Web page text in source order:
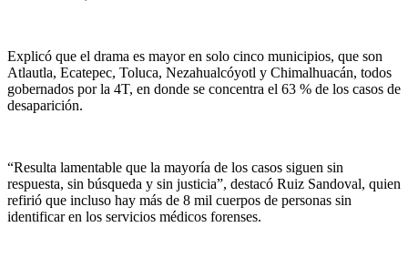
Explicó que el drama es mayor en solo cinco municipios, que son
Atlautla, Ecatepec, Toluca, Nezahualcóyotl y Chimalhuacán, todos
gobernados por la 4T, en donde se concentra el 63 % de los casos de
desaparición.
“Resulta lamentable que la mayoría de los casos siguen sin
respuesta, sin búsqueda y sin justicia”, destacó Ruiz Sandoval, quien
refirió que incluso hay más de 8 mil cuerpos de personas sin
identificar en los servicios médicos forenses.